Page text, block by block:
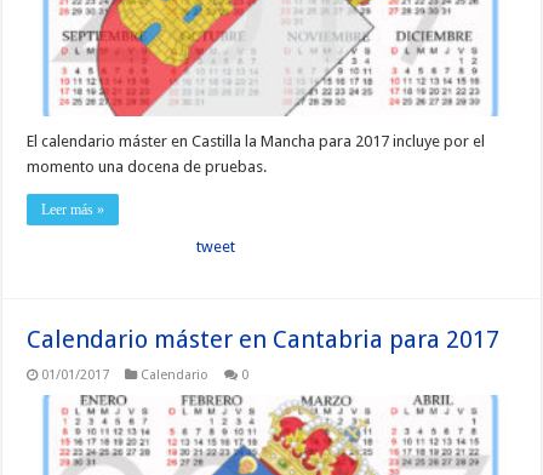
El calendario máster en Castilla la Mancha para 2017 incluye por el
momento una docena de pruebas.
Leer más »
tweet
Calendario máster en Cantabria para 2017
01/01/2017 Calendario 0